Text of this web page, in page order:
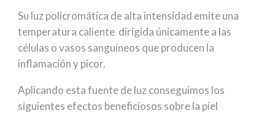
Su luz policromática de alta intensidad emite una
temperatura caliente dirigida únicamente a las
células o vasos sanguíneos que producen la
inflamación y picor.
Aplicando esta fuente de luz conseguimos los
siguientes efectos beneficiosos sobre la piel